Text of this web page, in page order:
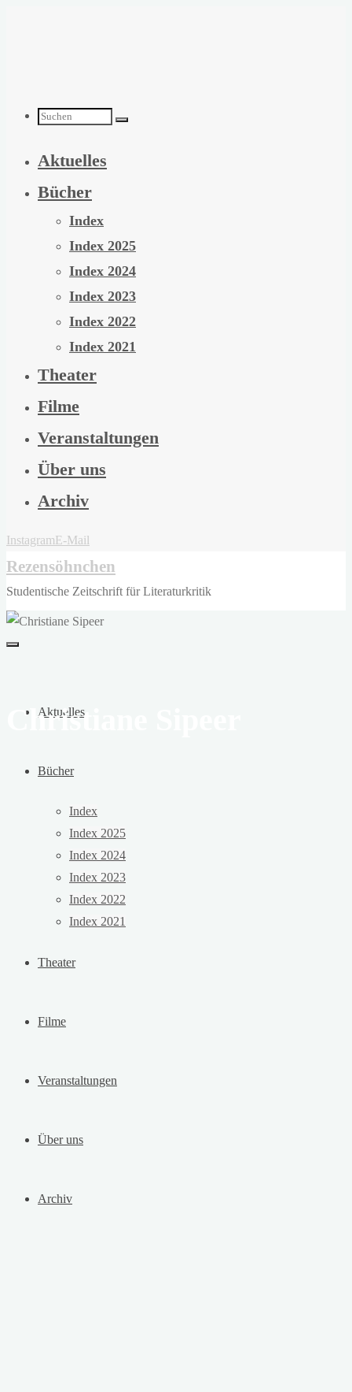
Suchen
nach:
Aktuelles
Bücher
Index
Index 2025
Index 2024
Index 2023
Index 2022
Index 2021
Theater
Filme
Veranstaltungen
Über uns
Archiv
InstagramE-Mail
Rezensöhnchen
Studentische Zeitschrift für Literaturkritik
Aktuelles
Bücher
Index
Index 2025
Index 2024
Index 2023
Index 2022
Index 2021
Theater
Filme
Veranstaltungen
Über uns
Archiv
Christiane Sipeer